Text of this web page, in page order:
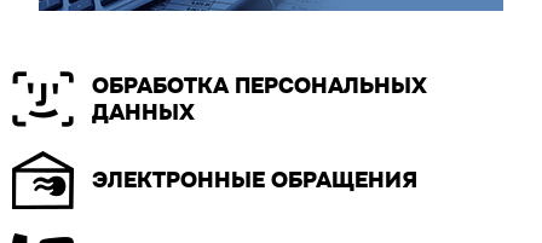
ОБРАБОТКА ПЕРСОНАЛЬНЫХ
ДАННЫХ
ЭЛЕКТРОННЫЕ ОБРАЩЕНИЯ